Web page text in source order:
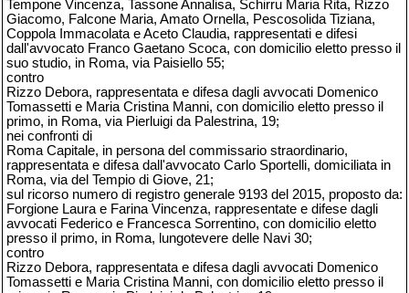
Tempone Vincenza, Tassone Annalisa, Schirru Maria Rita, Rizzo
Giacomo, Falcone Maria, Amato Ornella, Pescosolida Tiziana,
Coppola Immacolata e Aceto Claudia, rappresentati e difesi
dall'avvocato Franco Gaetano Scoca, con domicilio eletto presso il
suo studio, in Roma, via Paisiello 55;
contro
Rizzo Debora, rappresentata e difesa dagli avvocati Domenico
Tomassetti e Maria Cristina Manni, con domicilio eletto presso il
primo, in Roma, via Pierluigi da Palestrina, 19;
nei confronti di
Roma Capitale, in persona del commissario straordinario,
rappresentata e difesa dall'avvocato Carlo Sportelli, domiciliata in
Roma, via del Tempio di Giove, 21;
sul ricorso numero di registro generale 9193 del 2015, proposto da:
Forgione Laura e Farina Vincenza, rappresentate e difese dagli
avvocati Federico e Francesca Sorrentino, con domicilio eletto
presso il primo, in Roma, lungotevere delle Navi 30;
contro
Rizzo Debora, rappresentata e difesa dagli avvocati Domenico
Tomassetti e Maria Cristina Manni, con domicilio eletto presso il